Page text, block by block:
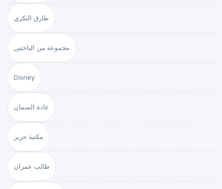
طارق البكري
مجموعة من الباحثين
Disney
غادة السمان
مكتبة جرير
طالب عمران